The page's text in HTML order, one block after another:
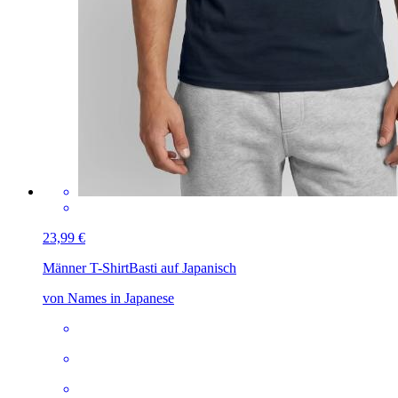
23,99 €
Männer T-ShirtBasti auf Japanisch
von Names in Japanese